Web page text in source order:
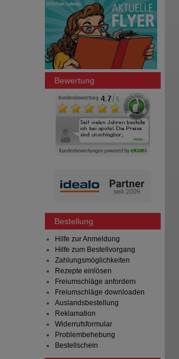
Bewertung
Bestellung
Hilfe zur Anmeldung
Hilfe zum Bestellvorgang
Zahlungsmöglichkeiten
Rezepte einlösen
Freiumschläge anfordern
Freiumschläge downloaden
Auslandsbestellung
Reklamation
Widerrufsformular
Problembehebung
Bestellschein